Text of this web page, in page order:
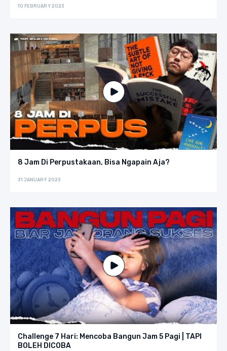
10 FEBRUARY 2023
8 Jam Di Perpustakaan, Bisa Ngapain Aja?
31 JANUARY 2023
Challenge 7 Hari: Mencoba Bangun Jam 5 Pagi | TAPI
BOLEH DICOBA